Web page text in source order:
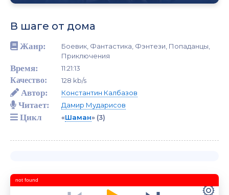
В шаге от дома
Жанр:
Боевик, Фантастика, Фэнтези, Попаданцы,
Приключения
Время:
11:21:13
Качество:
128 kb/s
Автор: Константин Калбазов
Читает: Дамир Мударисов
Цикл «Шаман» (3)
not found